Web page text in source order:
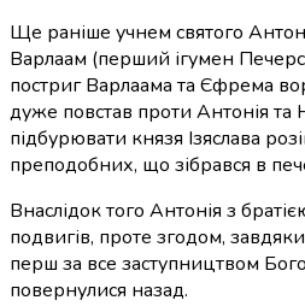
Ще раніше учнем святого
Варлаам (перший ігумен
постриг Варлаама та Єфрема
дуже повстав проти Антонія та
підбурювати князя Ізяслава
преподобних, що зібрався в
Внаслідок того Антонія з
подвигів, проте згодом,
перш за все заступництвом
повернулися назад.